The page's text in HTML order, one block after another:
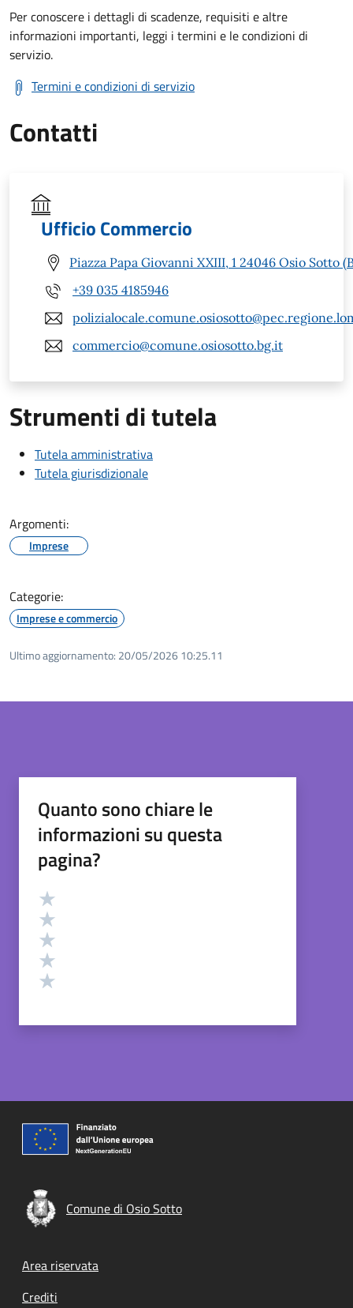
Per conoscere i dettagli di scadenze, requisiti e altre
informazioni importanti, leggi i termini e le condizioni di
servizio.
Termini e condizioni di servizio
Contatti
Ufficio Commercio
Piazza Papa Giovanni XXIII, 1 24046 Osio Sotto
+39 035 4185946
commercio@comune.osiosotto.bg.it
Strumenti di tutela
Tutela amministrativa
Tutela giurisdizionale
Argomenti:
Imprese
Categorie:
Imprese e commercio
Ultimo aggiornamento: 20/05/2026 10:25.11
Quanto sono chiare le
informazioni su questa
pagina?
Valutazione
Comune di Osio Sotto
Footer menu
Area riservata
Crediti